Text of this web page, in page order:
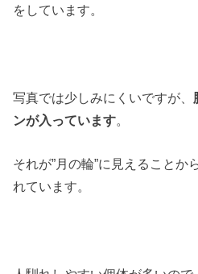
をしています。
写真では少しみにくいですが、
ンが入っています。
それが”月の輪”に見えることか
れています。